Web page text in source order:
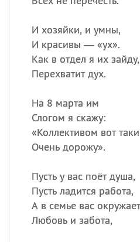
И хозяйки, и умны,
И красивы — «ух».
Как в отдел я их зайду,
Перехватит дух.
На 8 марта им
Слогом я скажу:
«Коллективом вот
Очень дорожу».
Пусть у вас поёт душа,
Пусть ладится работа,
А в семье вас окружает
Любовь и забота,